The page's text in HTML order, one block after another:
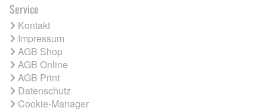
Service
Kontakt
Impressum
AGB Shop
AGB Online
AGB Print
Datenschutz
Cookie-Manager